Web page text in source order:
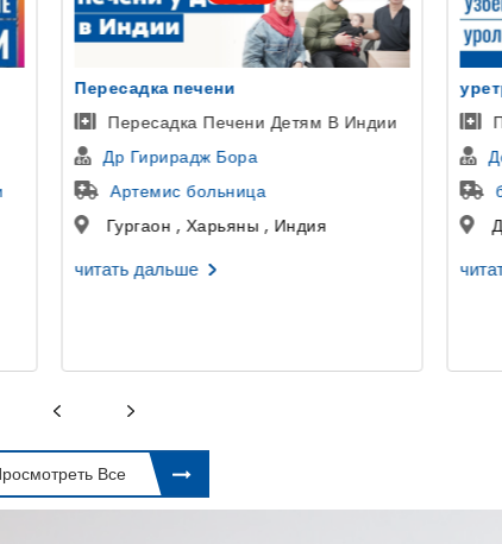
уретропластика
Пациент из Узбекистана
Доктор Гаутам Банга
больница SCI
Дели , Дели , Индия
читать дальше
Все